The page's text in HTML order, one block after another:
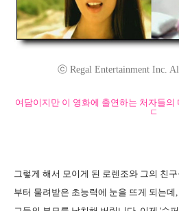
ⓒ Regal Entertainment Inc.
여담이지만 이 영화에 출연하는 처자들의
ㄷ
그렇게 해서 모이게 된 로렌조와 그의 친
부터 물려받은 초능력에 눈을 뜨게 되는